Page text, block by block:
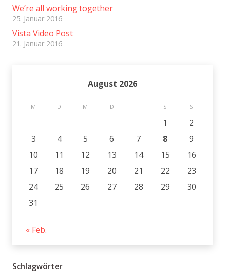
We’re all working together
25. Januar 2016
Vista Video Post
21. Januar 2016
August 2026
M D M D F S S
1
2
3
4 5 6 7 8
9
10
11 12 13 14 15
16
17
18 19 20 21 22
23
24
25 26 27 28 29
30
31
« Feb.
Schlagwörter